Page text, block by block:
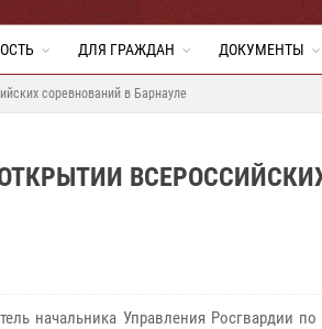
ДЛЯ ГРАЖДАН ДОКУМЕНТЫ
соревнований в Барнауле
начальника Управления Росгвардии